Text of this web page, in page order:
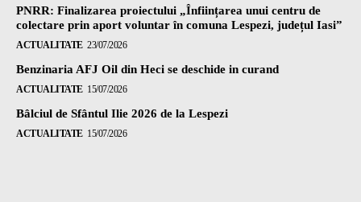
PNRR: Finalizarea proiectului „Înființarea unui centru de
colectare prin aport voluntar în comuna Lespezi, județul Iasi”
ACTUALITATE 23/07/2026
Benzinaria AFJ Oil din Heci se deschide in curand
ACTUALITATE 15/07/2026
Bâlciul de Sfântul Ilie 2026 de la Lespezi
ACTUALITATE 15/07/2026